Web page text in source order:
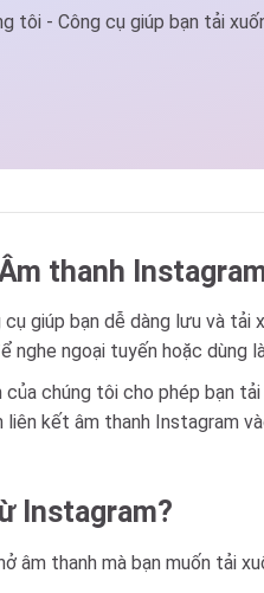
tôi - Công cụ giúp bạn tải
thanh
giúp bạn dễ dàng lưu và
ngoại tuyến hoặc dùng
của chúng tôi cho phép bạn
kết âm thanh Instagram
Instagram?
âm thanh mà bạn muốn tải